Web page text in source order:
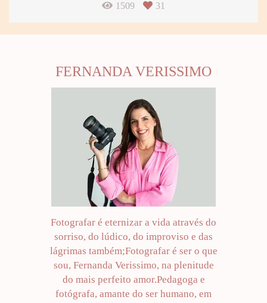
1509
31
FERNANDA VERISSIMO
Fotografar é eternizar a vida através do
sorriso, do lúdico, do improviso e das
lágrimas também;Fotografar é ser o que
sou, Fernanda Verissimo, na plenitude
do mais perfeito amor.Pedagoga e
fotógrafa, amante do ser humano, em